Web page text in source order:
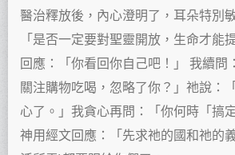
醫治釋放後，內心澄明了，耳朵特別
「是否一定要對聖靈開放，生命才能
回應：「你看回你自己吧！」 我續問
關注購物吃喝，忽略了你？」祂說：
心了。」我貪心再問：「你何時「搞
神用經文回應：「先求祂的國和祂的